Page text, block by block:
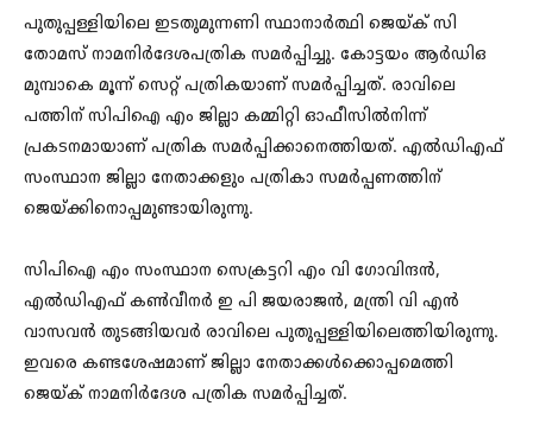
പുതുപ്പള്ളിയിലെ ഇടതുമുന്നണി സ്ഥാനാര്‍ത്ഥി ജെയ്ക് സി
തോമസ്‌ നാമനിർദേശപത്രിക സമർപ്പിച്ചു. കോട്ടയം ആർഡിഒ
മുമ്പാകെ മൂന്ന് സെറ്റ് പത്രികയാണ് സമർപ്പിച്ചത്. രാവിലെ
പത്തിന്‌ സിപിഐ എം ജില്ലാ കമ്മിറ്റി ഓഫീസിൽനിന്ന്‌
പ്രകടനമായാണ് പത്രിക സമർപ്പിക്കാനെത്തിയത്. എൽഡിഎഫ്
സംസ്ഥാന ജില്ലാ നേതാക്കളും പത്രികാ സമര്‍പ്പണത്തിന്
ജെയ്ക്കിനൊപ്പമുണ്ടായിരുന്നു.
സിപിഐ എം സംസ്ഥാന സെക്രട്ടറി എം വി ​ഗോവിന്ദൻ,
എൽഡിഎഫ് കൺവീനർ ഇ പി ജയരാജൻ, മന്ത്രി വി എൻ
വാസവൻ തുടങ്ങിയവര്‍ രാവിലെ പുതുപ്പള്ളിയിലെത്തിയിരുന്നു.
ഇവരെ കണ്ടശേഷമാണ് ജില്ലാ നേതാക്കള്‍ക്കൊപ്പമെത്തി
ജെയ്ക് നാമനിര്‍ദേശ പത്രിക സമര്‍പ്പിച്ചത്.